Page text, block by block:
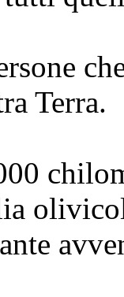
Terra.